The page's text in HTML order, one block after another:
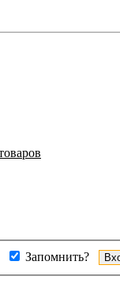
Запомнить?